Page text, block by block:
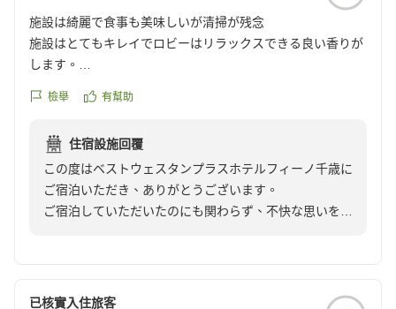
施設は綺麗で食事も美味しいが清掃が残念
施設はとてもキレイでロビーはリラックスできる良い香りが
します。
カードで開けます。お部屋も素敵です。
いない印象がありました。椅子を移動させたら部屋の隅にホ
コリが溜まっていたり、天井に小さなクモがいました。
虫はそこまで苦手ではないので、サッと捕まえて外に出しま
したが、どこから入って来たのかと部屋の中やユニットバス
ある照明などもホコリが...。
檢舉 有幫助
住宿設施回覆
この度はベストウェスタンプラスホテルフィーノ千歳に
ご宿泊いただき、ありがとうございます。
ご宿泊していただいたのにも関わらず、不快な思いをさ
制を見直すとともに、スタッフへの指導を徹底し、再発
已核實入住旅客